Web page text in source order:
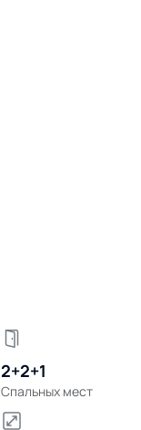
2+2+1
Спальных мест